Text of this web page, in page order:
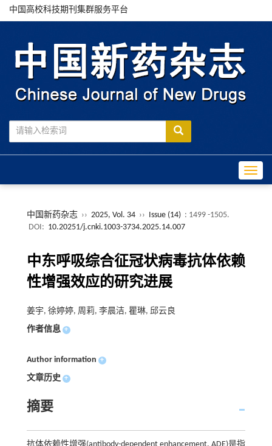
中国高校科技期刊集群服务平台
中国新药杂志 ›› 2025, Vol. 34 ›› Issue (14) : 1499 -1505.
DOI: 10.20251/j.cnki.1003-3734.2025.14.007
中东呼吸综合征冠状病毒抗体依赖
性增强效应的研究进展
姜宇, 徐婷婷, 周莉, 李晨洁, 瞿琳, 邱云良
作者信息 +
Author information +
文章历史 +
摘要